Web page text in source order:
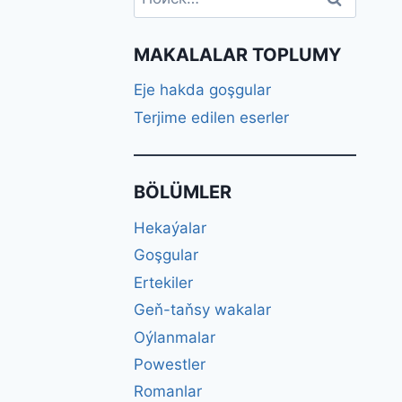
MAKALALAR TOPLUMY
Eje hakda goşgular
Terjime edilen eserler
BÖLÜMLER
Hekaýalar
Goşgular
Ertekiler
Geň-taňsy wakalar
Oýlanmalar
Powestler
Romanlar